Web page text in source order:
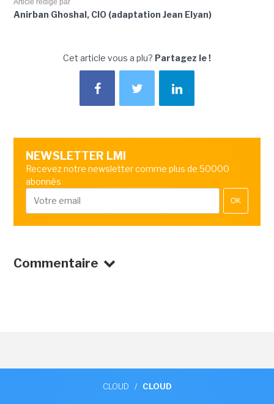
Article rédigé par
Anirban Ghoshal, CIO (adaptation Jean Elyan)
Cet article vous a plu? Partagez le !
NEWSLETTER LMI
Recevez notre newsletter comme plus de 50000
abonnés
OK
Commentaire
CLOUD / CLOUD